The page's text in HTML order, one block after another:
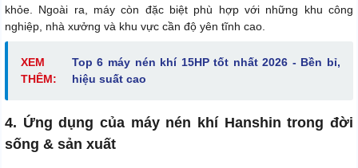
khỏe. Ngoài ra, máy còn đặc biệt phù hợp với những khu công
nghiệp, nhà xưởng và khu vực cần độ yên tĩnh cao.
XEM
THÊM:
Top 6 máy nén khí 15HP tốt nhất 2026 - Bền bỉ,
hiệu suất cao
4. Ứng dụng của máy nén khí Hanshin trong đời
sống & sản xuất